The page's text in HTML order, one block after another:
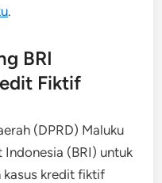
.
BRI
Fiktif
(DPRD) Maluku
Indonesia (BRI) untuk
kasus kredit fiktif